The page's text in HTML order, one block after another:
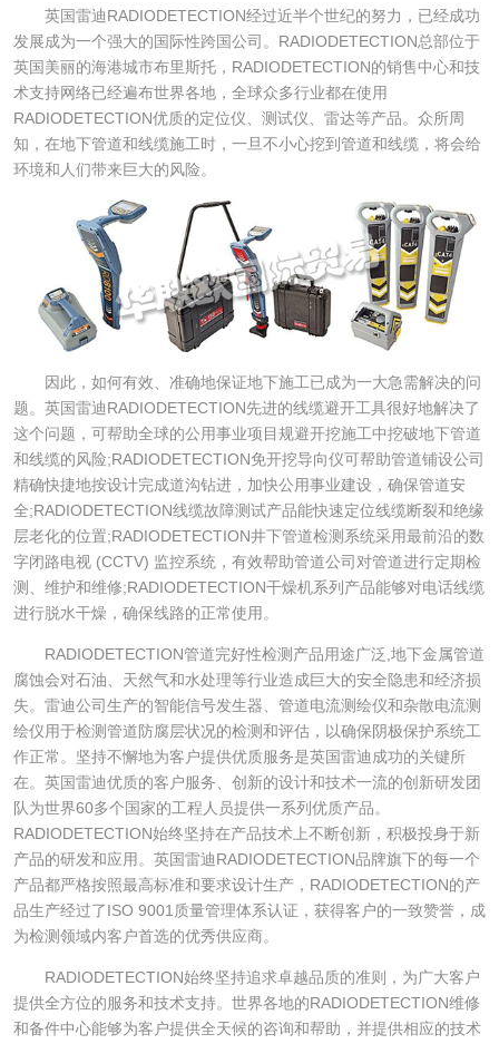
英国雷迪RADIODETECTION经过近半个世纪的努力，已经成功
发展成为一个强大的国际性跨国公司。RADIODETECTION总部位于
英国美丽的海港城市布里斯托，RADIODETECTION的销售中心和技
术支持网络已经遍布世界各地，全球众多行业都在使用
RADIODETECTION优质的定位仪、测试仪、雷达等产品。众所周
知，在地下管道和线缆施工时，一旦不小心挖到管道和线缆，将会给
环境和人们带来巨大的风险。
因此，如何有效、准确地保证地下施工已成为一大急需解决的问
题。英国雷迪RADIODETECTION先进的线缆避开工具很好地解决了
这个问题，可帮助全球的公用事业项目规避开挖施工中挖破地下管道
和线缆的风险;RADIODETECTION免开挖导向仪可帮助管道铺设公司
精确快捷地按设计完成道沟钻进，加快公用事业建设，确保管道安
全;RADIODETECTION线缆故障测试产品能快速定位线缆断裂和绝缘
层老化的位置;RADIODETECTION井下管道检测系统采用最前沿的数
字闭路电视 (CCTV) 监控系统，有效帮助管道公司对管道进行定期检
测、维护和维修;RADIODETECTION干燥机系列产品能够对电话线缆
进行脱水干燥，确保线路的正常使用。
RADIODETECTION管道完好性检测产品用途广泛,地下金属管道
腐蚀会对石油、天然气和水处理等行业造成巨大的安全隐患和经济损
失。雷迪公司生产的智能信号发生器、管道电流测绘仪和杂散电流测
绘仪用于检测管道防腐层状况的检测和评估，以确保阴极保护系统工
作正常。坚持不懈地为客户提供优质服务是英国雷迪成功的关键所
在。英国雷迪优质的客户服务、创新的设计和技术一流的创新研发团
队为世界60多个国家的工程人员提供一系列优质产品。
RADIODETECTION始终坚持在产品技术上不断创新，积极投身于新
产品的研发和应用。英国雷迪RADIODETECTION品牌旗下的每一个
产品都严格按照最高标准和要求设计生产，RADIODETECTION的产
品生产经过了ISO 9001质量管理体系认证，获得客户的一致赞誉，成
为检测领域内客户首选的优秀供应商。
RADIODETECTION始终坚持追求卓越品质的准则，为广大客户
提供全方位的服务和技术支持。世界各地的RADIODETECTION维修
和备件中心能够为客户提供全天候的咨询和帮助，并提供相应的技术